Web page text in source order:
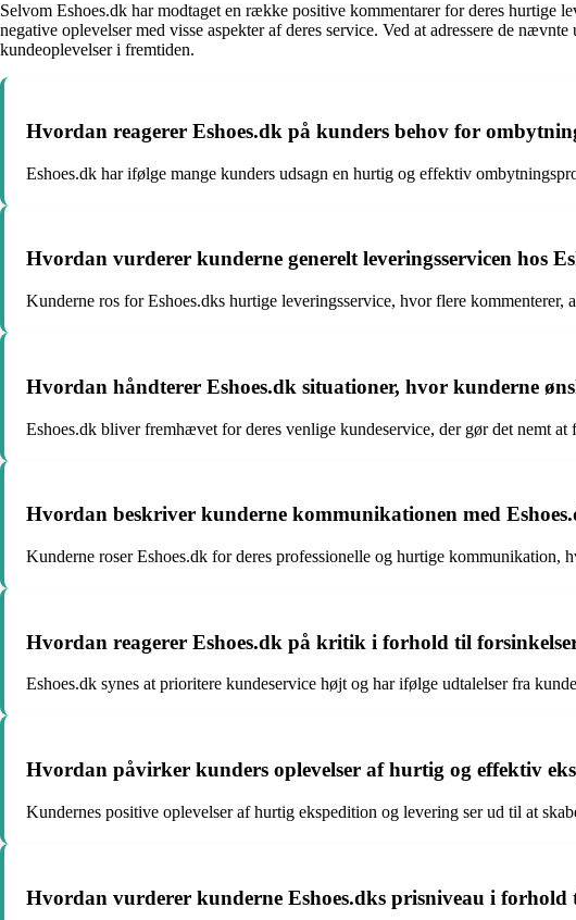
Selvom Eshoes.dk har modtaget en række positive kommentarer for deres hurtige
negative oplevelser med visse aspekter af deres service. Ved at adressere de
kundeoplevelser i fremtiden.
Hvordan reagerer Eshoes.dk på kunders behov for
Eshoes.dk har ifølge mange kunders udsagn en hurtig og effektiv
Hvordan vurderer kunderne generelt leveringsservicen hos
Kunderne ros for Eshoes.dks hurtige leveringsservice, hvor flere kommenterer,
Hvordan håndterer Eshoes.dk situationer, hvor kunderne
Eshoes.dk bliver fremhævet for deres venlige kundeservice, der gør det nemt
Hvordan beskriver kunderne kommunikationen med
Kunderne roser Eshoes.dk for deres professionelle og hurtige kommunikation,
Hvordan reagerer Eshoes.dk på kritik i forhold til
Eshoes.dk synes at prioritere kundeservice højt og har ifølge udtalelser fra
Hvordan påvirker kunders oplevelser af hurtig og effektiv
Kundernes positive oplevelser af hurtig ekspedition og levering ser ud til at
Hvordan vurderer kunderne Eshoes.dks prisniveau i